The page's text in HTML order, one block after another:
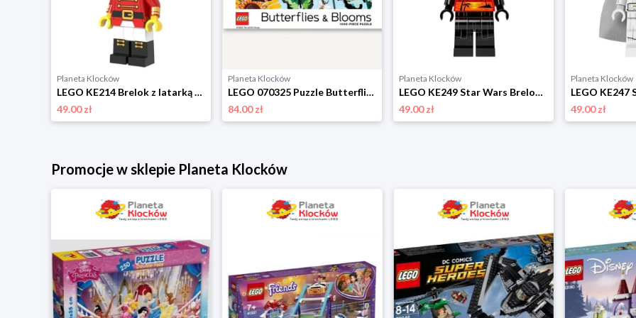
Planeta Klocków
LEGO KE214 Brelok z latarką Dziadek do orzechów Lego
49.00 zł
Planeta Klocków
LEGO 070325 Puzzle Butterflies & Blooms (1000 elementów) Lego
84.00 zł
Planeta Klocków
LEGO KE249 Star Wars Brelok latarka LED Darth Vader Vacation Lego
49.00 zł
Planeta Klocków
49.00 zł
Promocje w sklepie Planeta Klocków